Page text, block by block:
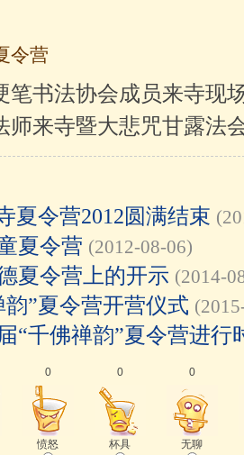
令营
笔书法协会成员来寺现
师来寺暨大悲咒甘露法
夏令营2012圆满结束
夏令营 (2012-08-06)
夏令营上的开示 (2014-
”夏令营开营仪式
“千佛禅韵”夏令营进行
0
愤怒
0
杯具
0
无聊